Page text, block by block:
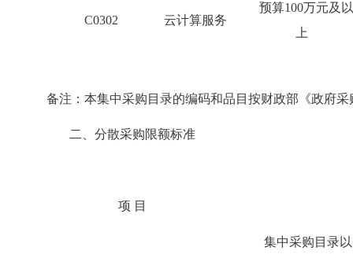
C0302 云计算服务
预算100万元及以
上
备注：本集中采购目录的编码和品目按财政部《政府
二、分散采购限额标准
项 目
集中采购目录